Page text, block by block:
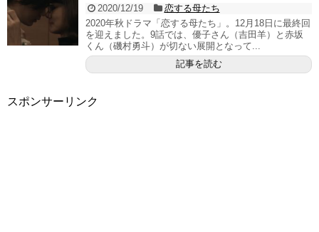
2020/12/19
恋する母たち
2020年秋ドラマ「恋する母たち」。12月18日に最終回
を迎えました。9話では、優子さん（吉田羊）と赤坂
くん（磯村勇斗）が切ない展開となって...
記事を読む
スポンサーリンク